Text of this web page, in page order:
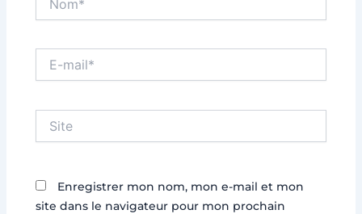
mail*
Enregistrer mon nom, mon e-mail et mon
site dans le navigateur pour mon prochain